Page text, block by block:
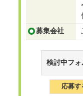
募集会社
検討中フ
応募す